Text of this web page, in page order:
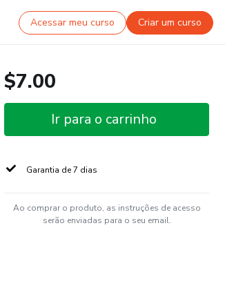
Acessar meu curso Criar um curso
$7.00
Ir para o carrinho
Garantia de 7 dias
Ao comprar o produto, as instruções de acesso
serão enviadas para o seu email.